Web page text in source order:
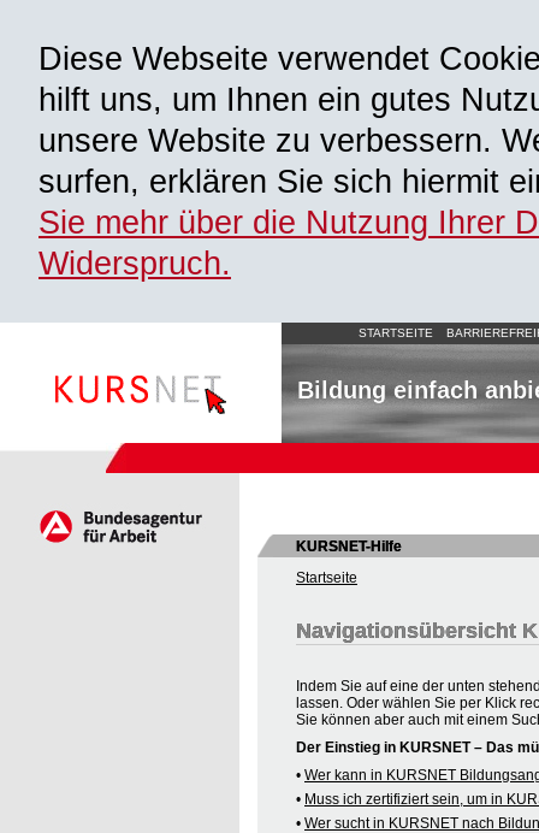
Diese Webseite verwendet
hilft uns, um Ihnen ein gutes
unsere Website zu verbessern.
surfen, erklären Sie sich hiermit
Sie mehr über die Nutzung Ihrer
Widerspruch.
STARTSEITE
Bildung einfach
KURSNET-Hilfe
Startseite
Navigationsübersicht
Indem Sie auf eine der unten
lassen. Oder wählen Sie per Klick
Sie können aber auch mit einem
Der Einstieg in KURSNET – Das
• Wer kann in KURSNET
• Muss ich zertifiziert sein, um in
• Wer sucht in KURSNET nach